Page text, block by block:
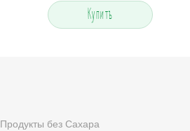
Купить
Купить
Продукты без Сахара